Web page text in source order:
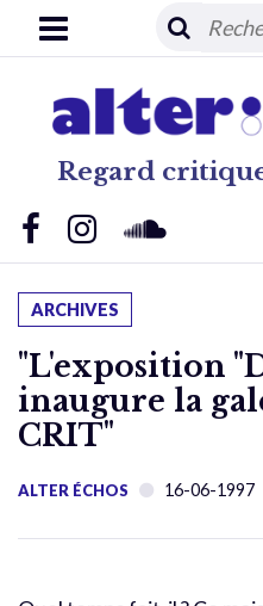
Regard
ARCHIVES
"L'exposition
inaugure la
CRIT"
ALTER ÉCHOS 16-06-1997